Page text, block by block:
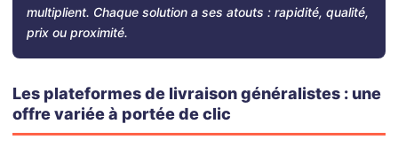
multiplient. Chaque solution a ses atouts : rapidité, qualité,
prix ou proximité.
Les plateformes de livraison généralistes : une
offre variée à portée de clic